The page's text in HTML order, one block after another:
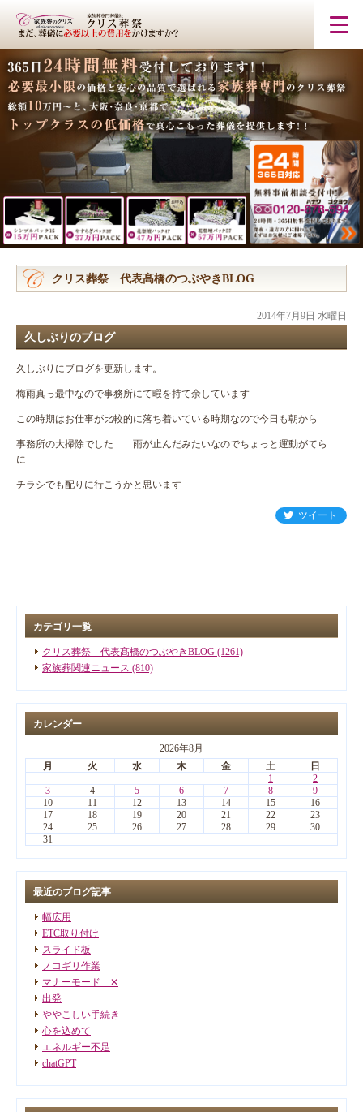
クリス葬祭 代表髙橋のつぶやきBLOG
2014年7月9日 水曜日
久しぶりのブログ
久しぶりにブログを更新します。
梅雨真っ最中なので事務所にて暇を持て余しています
この時期はお仕事が比較的に落ち着いている時期なので今日も朝から
事務所の大掃除でした 雨が止んだみたいなのでちょっと運動がてら
に
チラシでも配りに行こうかと思います
ツイート
カテゴリ一覧
クリス葬祭 代表髙橋のつぶやきBLOG (1261)
家族葬関連ニュース (810)
カレンダー
2026年8月
月
火 水 木 金 土
日
1
2
3
4 5 6 7 8
9
10
11 12 13 14 15
16
17
18 19 20 21 22
23
24
25 26 27 28 29
30
31
最近のブログ記事
幅広用
ETC取り付け
スライド板
ノコギリ作業
マナーモード ✕
出発
ややこしい手続き
心を込めて
エネルギー不足
chatGPT